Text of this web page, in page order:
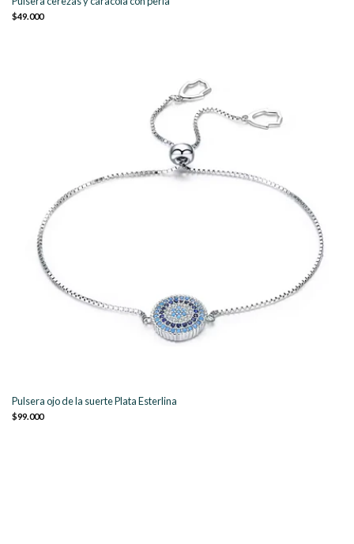
$49.000
Pulsera ojo de la suerte Plata Esterlina
$99.000